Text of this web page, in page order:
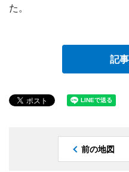
た。
記
前の地図